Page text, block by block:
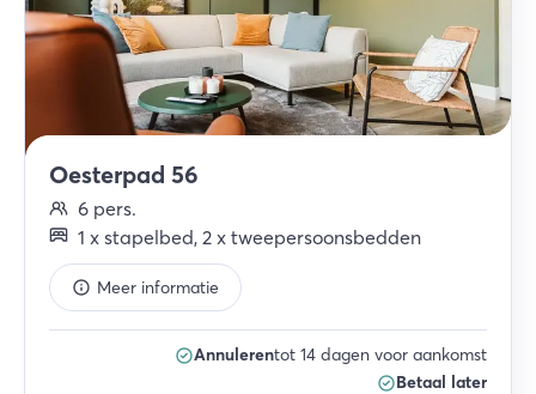
Oesterpad 56
6 pers.
1 x stapelbed, 2 x tweepersoonsbedden
Meer informatie
Annulerentot 14 dagen voor aankomst
Betaal later